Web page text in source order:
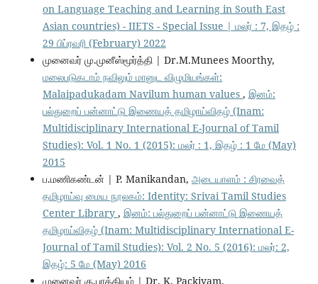
on Language Teaching and Learning in South East
Asian countries) - IIETS - Special Issue | மலர் : 7, இதழ் :
29 பிப்ரவரி (February) 2022
முனைவர் மு.முனீஸ்மூர்த்தி | Dr.M.Munees Moorthy,
மலைபடுகடாம் நவிலும் மானுட விழுமியங்கள்:
Malaipadukadam Navilum human values , இனம்:
பல்துறைப் பன்னாட்டு இணையத் தமிழாய்விதழ் (Inam:
Multidisciplinary International E-Journal of Tamil
Studies): Vol. 1 No. 1 (2015): மலர் : 1, இதழ் : 1 மே (May)
2015
ப.மணிகண்டன் | P. Manikandan, அடையாளம் : சிரவைத்
தமிழாய்வு மைய நூலகம்: Identity: Srivai Tamil Studies
Center Library , இனம்: பல்துறைப் பன்னாட்டு இணையத்
தமிழாய்விதழ் (Inam: Multidisciplinary International E-
Journal of Tamil Studies): Vol. 2 No. 5 (2016): மலர்: 2,
இதழ்: 5 மே (May) 2016
முனைவர் கு.பாக்கியம் | Dr. K. Packiyam,